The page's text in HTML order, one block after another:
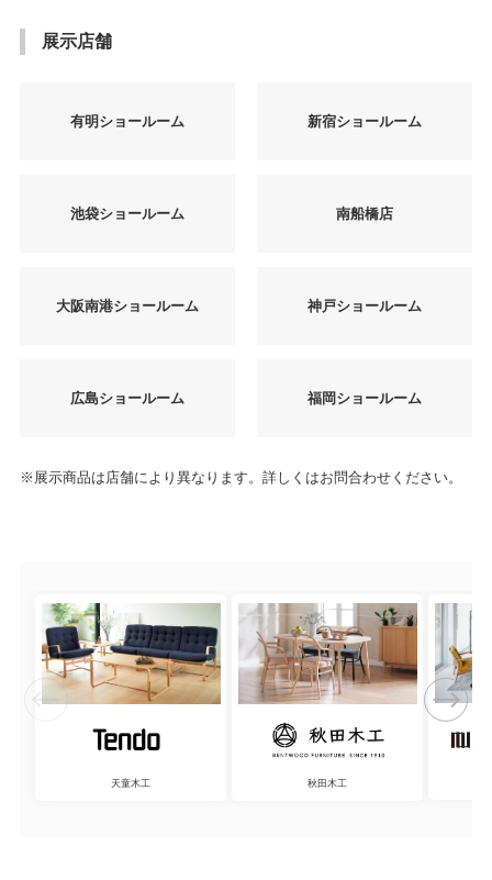
展示店舗
有明ショールーム 新宿ショールーム
池袋ショールーム 南船橋店
大阪南港ショールーム 神戸ショールーム
広島ショールーム 福岡ショールーム
※展示商品は店舗により異なります。詳しくはお問合わせください。
天童木工 秋田木工